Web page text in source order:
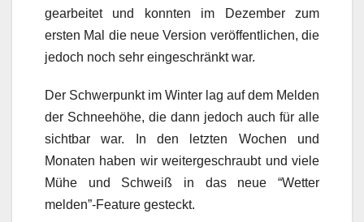
gearbeitet und konnten im Dezember zum
ersten Mal die neue Version veröffentlichen, die
jedoch noch sehr eingeschränkt war.
Der Schwerpunkt im Winter lag auf dem Melden
der Schneehöhe, die dann jedoch auch für alle
sichtbar war. In den letzten Wochen und
Monaten haben wir weitergeschraubt und viele
Mühe und Schweiß in das neue “Wetter
melden”-Feature gesteckt.